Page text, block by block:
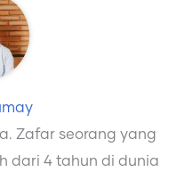
Zafar seorang yang
dari 4 tahun di dunia